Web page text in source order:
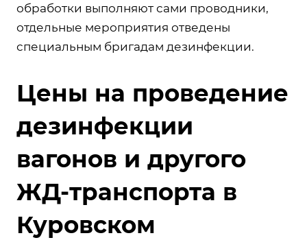
обработки выполняют сами проводники,
отдельные мероприятия отведены
специальным бригадам дезинфекции.
Цены на проведение
дезинфекции
вагонов и другого
ЖД-транспорта в
Куровском